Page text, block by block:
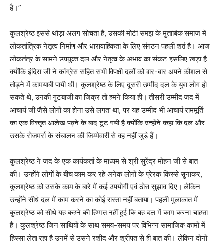
है।”
कुलश्रेष्ठ इससे थोड़ा अलग सोचता है, उसकी मोटी समझ के मुताबिक समाज में
लोकतांत्रिक नेतृत्व निर्माण और धारावाहिकता के लिए संगठन पहली शर्त है। आज
लोकतंत्र के सामने उपयुक्त दल और नेतृत्व के अभाव का संकट इसलिए खड़ा है
क्योंकि इंदिरा जी ने कांग्रेस सहित सभी विपक्षी दलों को बार-बार अपने कौशल से
तोड़ने में कामयाबी पायी थी। कुलश्रेष्ठ के लिए दूसरी उम्मीद दल के युवा लोग हो
सकते थे, उनकी गुटबाजी का जिक्र तो हमने किया ही। तीसरी उम्मीद जद में
आचार्य जी जैसे लोगों का होना उसे लगता था, पर यह उम्मीद भी आचार्य राममूर्ति
का एक विस्तृत आलेख पढ़ने के बाद टूट गयी है क्योंकि उन्होंने कहा कि दल और
उसके रोजमर्रा के संचालन की जिम्मेवारी से वह नहीं जुड़े हैं।
कुलश्रेष्ठ ने जद के एक कार्यकर्ता के माध्यम से श्री सुरेंद्र मोहन जी से बात
की। उन्होंने लोगों के बीच काम कर रहे अनेक लोगों के प्रेरक किस्से सुनाकर,
कुलश्रेष्ठ को उसके काम के बारे में कई उपयोगी एवं ठोस सुझाव दिए। लेकिन
उन्होंने सीधे दल में काम करने का कोई रास्ता नहीं बताया। पहली मुलाकात में
कुलश्रेष्ठ को सीधे यह कहने की हिम्मत नहीं हुई कि वह दल में काम करना चाहता
है। कुलश्रेष्ठ जिन साथियों के साथ समय-समय पर विभिन्न सामाजिक कामों में
हिस्सा लेता रहा है उनमें से उसने रशीद और श्रीपत से ही बात की। लेकिन दोनों